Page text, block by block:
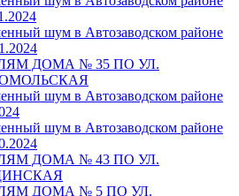
шум в Автозаводском районе
ДОМА № 35 ПО УЛ.
шум в Автозаводском районе
шум в Автозаводском районе
ДОМА № 43 ПО УЛ.
ДОМА № 5 ПО УЛ.